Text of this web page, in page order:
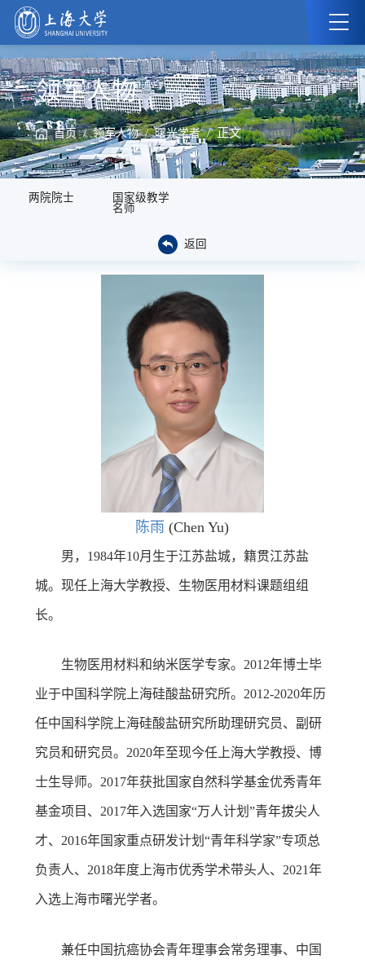
领军人物
首页/领军人物/曙光学者/ 正文
两院院士
国家级教学
名师
返回
陈雨 (Chen Yu)
男，1984年10月生于江苏盐城，籍贯江苏盐
城。现任上海大学教授、生物医用材料课题组组
长。
生物医用材料和纳米医学专家。2012年博士毕
业于中国科学院上海硅酸盐研究所。2012-2020年历
任中国科学院上海硅酸盐研究所助理研究员、副研
究员和研究员。2020年至现今任上海大学教授、博
士生导师。2017年获批国家自然科学基金优秀青年
基金项目、2017年入选国家“万人计划”青年拔尖人
才、2016年国家重点研发计划“青年科学家”专项总
负责人、2018年度上海市优秀学术带头人、2021年
入选上海市曙光学者。
兼任中国抗癌协会青年理事会常务理事、中国